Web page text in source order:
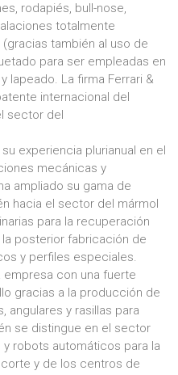
rodapiés, bull-nose,
totalmente
también al uso de
para ser empleadas en
lapeado. La firma Ferrari &
internacional del
sector del
experiencia plurianual en el
mecánicas y
ampliado su gama de
hacia el sector del mármol
para la recuperación
posterior fabricación de
y perfiles especiales.
empresa con una fuerte
gracias a la producción de
angulares y rasillas para
se distingue en el sector
robots automáticos para la
y de los centros de